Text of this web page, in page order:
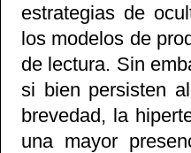
estrategias de
los modelos de
de lectura. Sin
si bien persisten
brevedad, la
una mayor